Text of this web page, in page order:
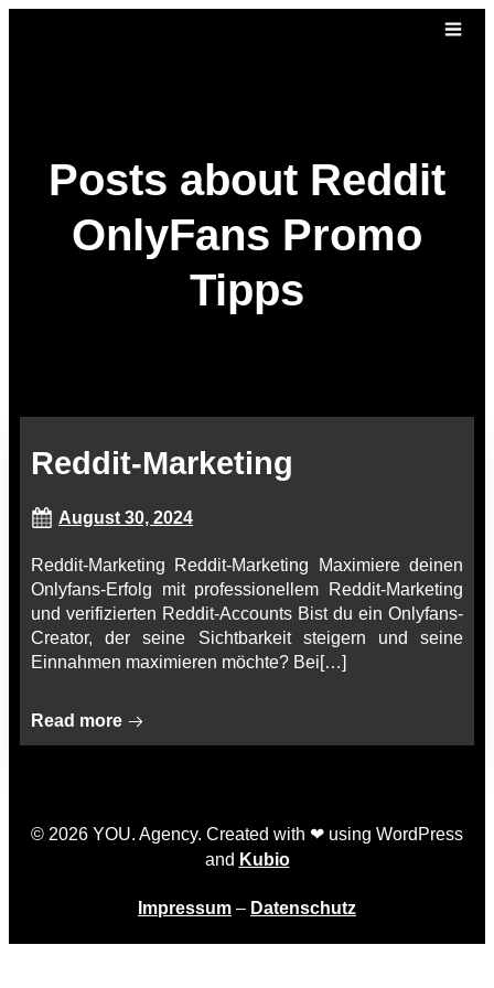
Posts about Reddit
OnlyFans Promo
Tipps
Reddit-Marketing
August 30, 2024
Reddit-Marketing Reddit-Marketing Maximiere deinen
Onlyfans-Erfolg mit professionellem Reddit-Marketing
und verifizierten Reddit-Accounts Bist du ein Onlyfans-
Creator, der seine Sichtbarkeit steigern und seine
Einnahmen maximieren möchte? Bei[…]
Read more
© 2026 YOU. Agency. Created with ❤ using WordPress
and Kubio
Impressum – Datenschutz